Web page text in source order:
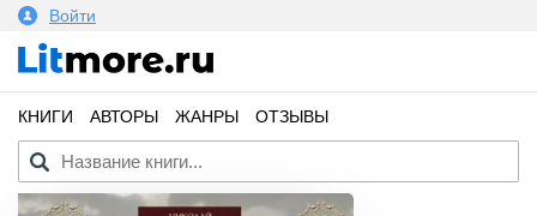
Войти
КНИГИ АВТОРЫ ЖАНРЫ ОТЗЫВЫ